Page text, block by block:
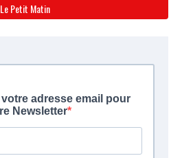
Le Petit Matin